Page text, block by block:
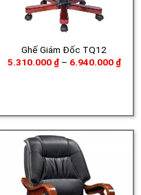
Ghế Giám Đốc TQ12
5.310.000 ₫ – 6.940.000 ₫
giá: